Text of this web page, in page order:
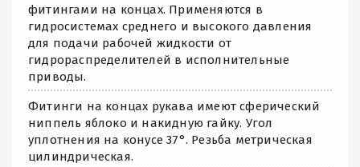
фитингами на концах. Применяются в
гидросистемах среднего и высокого давления
для подачи рабочей жидкости от
гидрораспределителей в исполнительные
приводы.
Фитинги на концах рукава имеют сферический
ниппель яблоко и накидную гайку. Угол
уплотнения на конусе 37°. Резьба метрическая
цилиндрическая.